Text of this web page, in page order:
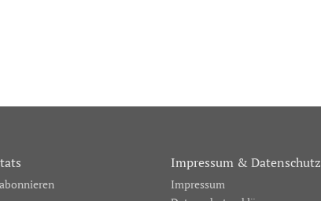
Impressum & Datenschutz
Impressum